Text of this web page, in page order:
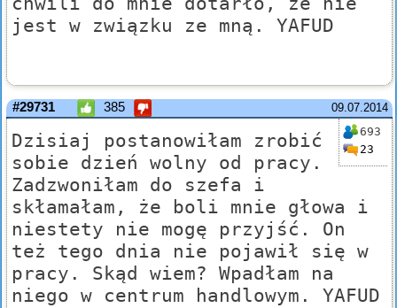
jest w związku ze mną. YAFUD
09.07.2014
#29731 385
693
23
Dzisiaj postanowiłam zrobić
sobie dzień wolny od pracy.
Zadzwoniłam do szefa i
skłamałam, że boli mnie głowa i
niestety nie mogę przyjść. On
też tego dnia nie pojawił się w
pracy. Skąd wiem? Wpadłam na
niego w centrum handlowym. YAFUD